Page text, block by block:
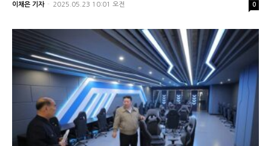
이채은 기자 - 2025.05.23 10:01 오전 0